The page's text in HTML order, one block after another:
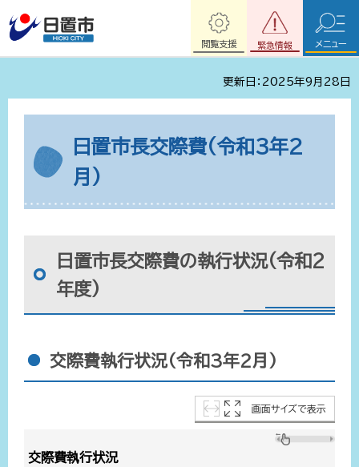
緊急情報
閲覧支援 メニュー
更新日：2025年9月28日
日置市長交際費(令和3年2
月)
日置市長交際費の執行状況(令和2
年度)
交際費執行状況(令和3年2月)
画面サイズで表示
交際費執行状況